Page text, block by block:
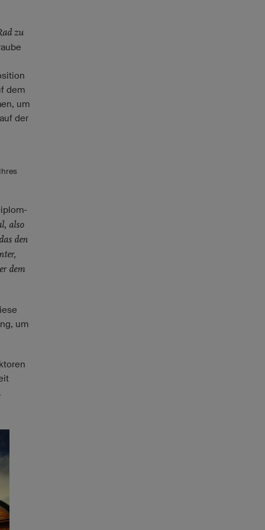
zu
dem
um
der
also
den
dem
um